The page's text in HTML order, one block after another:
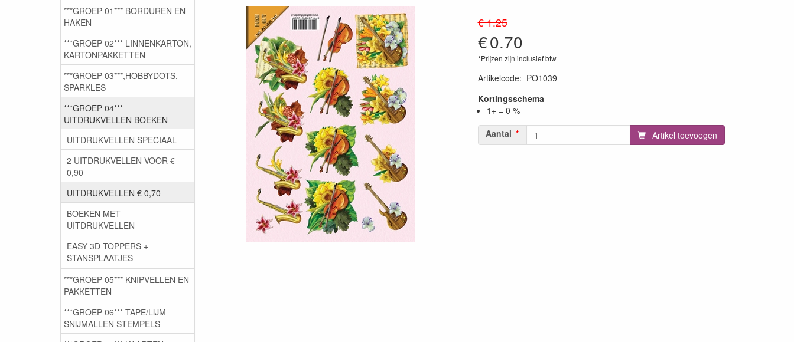
€ 1.25
€0.70
*Prijzen zijn inclusief btw
Artikelcode: PO1039
Kortingsschema
1+ = 0 %
Aantal
Artikel toevoegen
***GROEP 01*** BORDUREN EN
HAKEN
***GROEP 02*** LINNENKARTON,
KARTONPAKKETTEN
***GROEP 03***,HOBBYDOTS,
SPARKLES
***GROEP 04***
UITDRUKVELLEN BOEKEN
UITDRUKVELLEN SPECIAAL
2 UITDRUKVELLEN VOOR €
0,90
UITDRUKVELLEN € 0,70
BOEKEN MET
UITDRUKVELLEN
EASY 3D TOPPERS +
STANSPLAATJES
***GROEP 05*** KNIPVELLEN EN
PAKKETTEN
***GROEP 06*** TAPE/LIJM
SNIJMALLEN STEMPELS